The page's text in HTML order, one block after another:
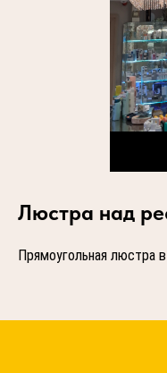
Люстра над
Прямоугольная люстра